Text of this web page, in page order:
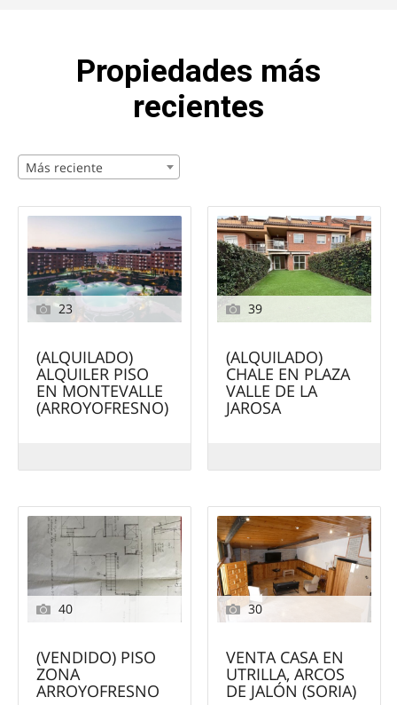
Propiedades más
recientes
Más reciente
23
(ALQUILADO)
ALQUILER PISO
EN MONTEVALLE
(ARROYOFRESNO)
39
(ALQUILADO)
CHALE EN PLAZA
VALLE DE LA
JAROSA
40
(VENDIDO) PISO
ZONA
ARROYOFRESNO
30
VENTA CASA EN
UTRILLA, ARCOS
DE JALÓN (SORIA)